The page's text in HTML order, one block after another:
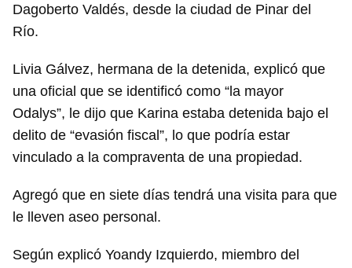
Dagoberto Valdés, desde la ciudad de Pinar del
Río.
Livia Gálvez, hermana de la detenida, explicó que
una oficial que se identificó como “la mayor
Odalys”, le dijo que Karina estaba detenida bajo el
delito de “evasión fiscal”, lo que podría estar
vinculado a la compraventa de una propiedad.
Agregó que en siete días tendrá una visita para que
le lleven aseo personal.
Según explicó Yoandy Izquierdo, miembro del